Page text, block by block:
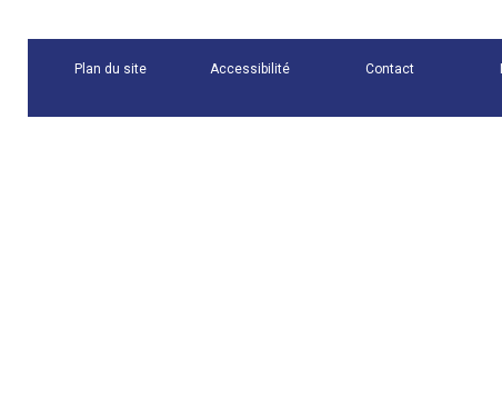
Plan du site Accessibilité Contact